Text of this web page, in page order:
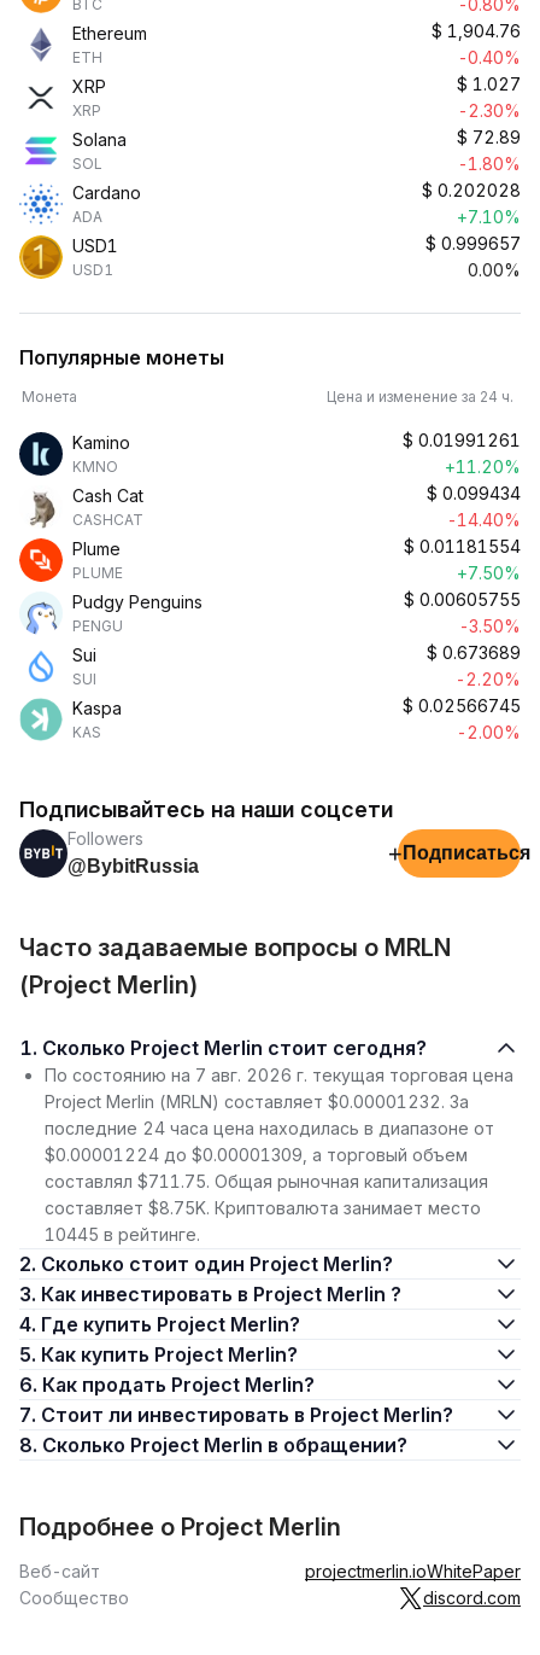
BTC
-0.80%
Ethereum
ETH
$ 1,904.76
-0.40%
XRP
XRP
$ 1.027
-2.30%
Solana
SOL
$ 72.89
-1.80%
Cardano
ADA
$ 0.202028
+7.10%
USD1
USD1
$ 0.999657
0.00%
Популярные монеты
Монета Цена и изменение за 24 ч.
Kamino
KMNO
$ 0.01991261
+11.20%
Cash Cat
CASHCAT
$ 0.099434
-14.40%
Plume
PLUME
$ 0.01181554
+7.50%
Pudgy Penguins
PENGU
$ 0.00605755
-3.50%
Sui
SUI
$ 0.673689
-2.20%
Kaspa
KAS
$ 0.02566745
-2.00%
Подписывайтесь на наши соцсети
Followers
@BybitRussia
+ Подписаться
Часто задаваемые вопросы о MRLN
(Project Merlin)
1. Сколько Project Merlin стоит сегодня?
По состоянию на 7 авг. 2026 г. текущая торговая цена
Project Merlin (MRLN) составляет $0.00001232. За
последние 24 часа цена находилась в диапазоне от
$0.00001224 до $0.00001309, а торговый объем
составлял $711.75. Общая рыночная капитализация
составляет $8.75K. Криптовалюта занимает место
10445 в рейтинге.
2. Сколько стоит один Project Merlin?
3. Как инвестировать в Project Merlin ?
4. Где купить Project Merlin?
5. Как купить Project Merlin?
6. Как продать Project Merlin?
7. Стоит ли инвестировать в Project Merlin?
8. Сколько Project Merlin в обращении?
Подробнее о Project Merlin
Веб-сайт projectmerlin.ioWhitePaper
Сообщество
discord.com